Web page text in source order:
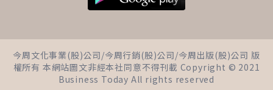
不只十字花科蔬菜！醫師認證
「這4種」食物有效防癌：每天
吃，乳癌、大腸癌、攝護腺癌風
今周文化事業(股)公司/今周行銷(股)公司/今周出版(股)公司 版
權所有 本網站圖文非經本社同意不得刊載 Copyright © 2021
Business Today All rights reserved